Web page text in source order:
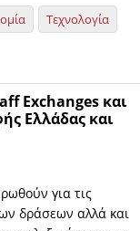
Τεχνολογία
Exchanges και
Ελλάδας και
για τις
δράσεων αλλά και